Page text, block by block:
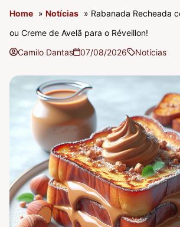
Home » Notícias » Rabanada Recheada
ou Creme de Avelã para o Réveillon!
Camilo Dantas
07/08/2026 Notícias